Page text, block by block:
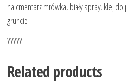
na cmentarz mrówka, biały spray, klej
gruncie
yyyyy
Related products